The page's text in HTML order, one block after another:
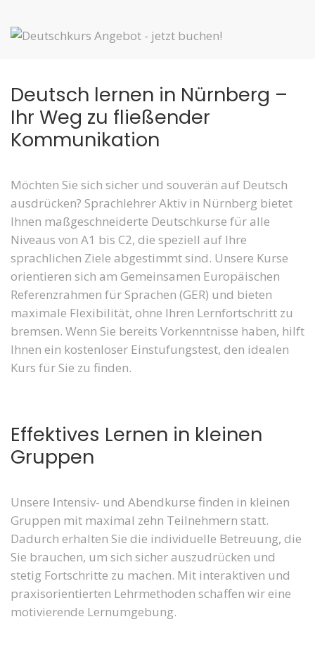
Deutsch lernen in Nürnberg –
Ihr Weg zu fließender
Kommunikation
Möchten Sie sich sicher und souverän auf Deutsch
ausdrücken? Sprachlehrer Aktiv in Nürnberg bietet
Ihnen maßgeschneiderte Deutschkurse für alle
Niveaus von A1 bis C2, die speziell auf Ihre
sprachlichen Ziele abgestimmt sind. Unsere Kurse
orientieren sich am Gemeinsamen Europäischen
Referenzrahmen für Sprachen (GER) und bieten
maximale Flexibilität, ohne Ihren Lernfortschritt zu
bremsen. Wenn Sie bereits Vorkenntnisse haben, hilft
Ihnen ein kostenloser Einstufungstest, den idealen
Kurs für Sie zu finden.
Effektives Lernen in kleinen
Gruppen
Unsere Intensiv- und Abendkurse finden in kleinen
Gruppen mit maximal zehn Teilnehmern statt.
Dadurch erhalten Sie die individuelle Betreuung, die
Sie brauchen, um sich sicher auszudrücken und
stetig Fortschritte zu machen. Mit interaktiven und
praxisorientierten Lehrmethoden schaffen wir eine
motivierende Lernumgebung.